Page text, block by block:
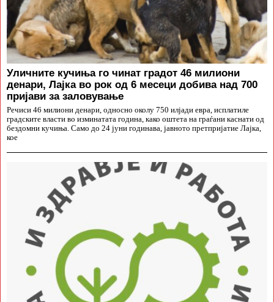
Уличните кучиња го чинат градот 46 милиони
денари, Лајка во рок од 6 месеци добива над 700
пријави за заловување
Речиси 46 милиони денари, односно околу 750 илјади евра, исплатиле
градските власти во изминатата година, како оштета на граѓани каснати од
бездомни кучиња. Само до 24 јуни годинава, јавното претпријатие Лајка,
кое